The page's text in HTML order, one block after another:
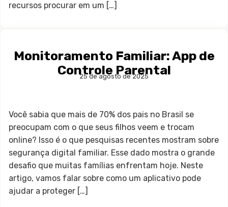
recursos procurar em um […]
Monitoramento Familiar: App de
Controle Parental
25 de agosto de 2025
Você sabia que mais de 70% dos pais no Brasil se
preocupam com o que seus filhos veem e trocam
online? Isso é o que pesquisas recentes mostram sobre
segurança digital familiar. Esse dado mostra o grande
desafio que muitas famílias enfrentam hoje. Neste
artigo, vamos falar sobre como um aplicativo pode
ajudar a proteger […]